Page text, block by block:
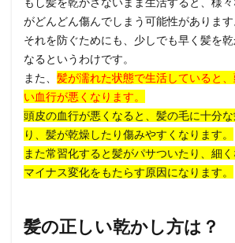
がどんどん傷んでしまう可能性があります
それを防ぐためにも、少しでも早く髪を
なるというわけです。
また、 髪が濡れた状態で生活していると
い血行が悪くなります。
頭皮の血行が悪くなると、髪の毛に十分
り、髪が乾燥したり傷みやすくなります。
また常習化すると髪がパサついたり、細
マイナス変化をもたらす原因になります。
髪の正しい乾かし方は？